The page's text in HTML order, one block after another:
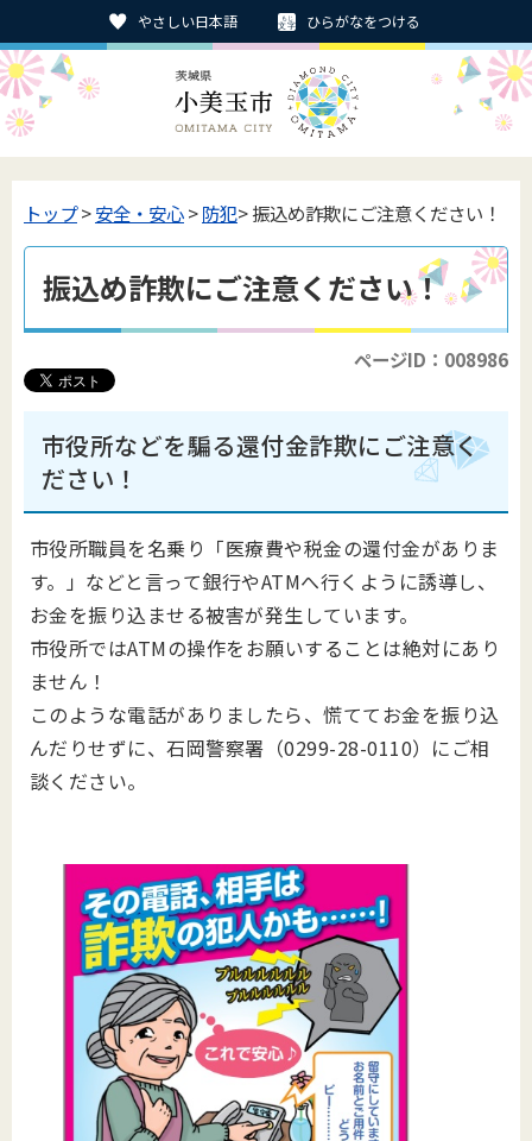
やさしい日本語 ひらがなをつける
トップ>安全・安心>防犯> 振込め詐欺にご注意ください！
振込め詐欺にご注意ください！
ページID：008986
市役所などを騙る還付金詐欺にご注意く
ださい！
市役所職員を名乗り「医療費や税金の還付金がありま
す。」などと言って銀行やATMへ行くように誘導し、
お金を振り込ませる被害が発生しています。
市役所ではATMの操作をお願いすることは絶対にあり
ません！
このような電話がありましたら、慌ててお金を振り込
んだりせずに、石岡警察署（0299-28-0110）にご相
談ください。